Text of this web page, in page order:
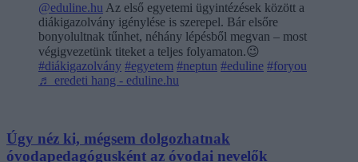
@eduline.hu Az első egyetemi ügyintézések között a
diákigazolvány igénylése is szerepel. Bár elsőre
bonyolultnak tűnhet, néhány lépésből megvan – most
végigvezetünk titeket a teljes folyamaton.😉
#diákigazolvány #egyetem #neptun #eduline #foryou
♬ eredeti hang - eduline.hu
Úgy néz ki, mégsem dolgozhatnak
óvodapedagógusként az óvodai nevelők